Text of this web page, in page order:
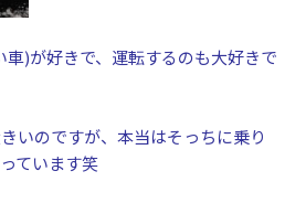
)が好きで、運転するのも大好きで
いのですが、本当はそっちに乗り
ています笑